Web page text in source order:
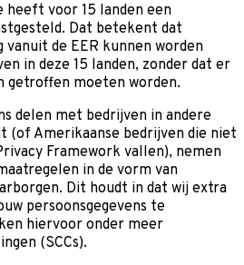
heeft voor 15 landen een
Dat betekent dat
vanuit de EER kunnen worden
in deze 15 landen, zonder dat er
getroffen moeten worden.
delen met bedrijven in andere
(of Amerikaanse bedrijven die niet
Framework vallen), nemen
in de vorm van
Dit houdt in dat wij extra
persoonsgegevens te
hiervoor onder meer
(SCCs).